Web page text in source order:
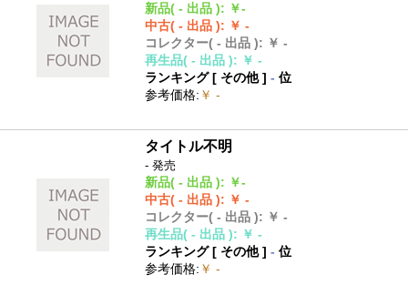
新品( - 出品 ): ￥-
中古( - 出品 ): ￥ -
コレクター( - 出品 ): ￥ -
再生品( - 出品 ): ￥ -
ランキング [ その他]- 位
参考価格: ￥ -
タイトル不明
- 発売
新品( - 出品 ): ￥-
中古( - 出品 ): ￥ -
コレクター( - 出品 ): ￥ -
再生品( - 出品 ): ￥ -
ランキング [ その他]- 位
参考価格: ￥ -